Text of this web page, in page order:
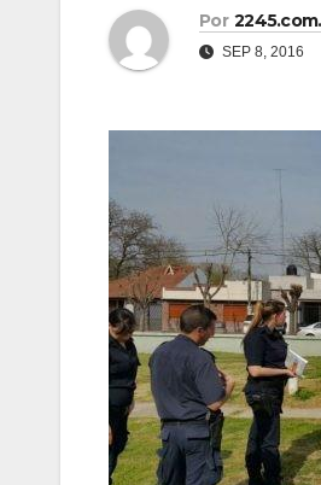
Por
SEP 8, 2016